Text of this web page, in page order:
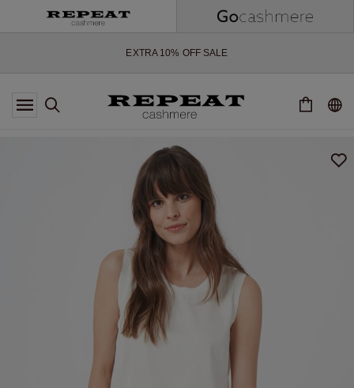
WEICHE NEUE STYLES & FRISCHE FARBEN FÜR DIE KOMMENDE
SAISON
EXTRA 10% OFF SALE
*DIESES ANGEBOT GILT BIS ZUM 12 AUGUST 2026
*GILT NICHT FÜR LIMITED EDITION
*AUSNAHMEN SIND MÖGLICH
NEUE CASHMERE-NEUHEITEN
WEICHE NEUE STYLES & FRISCHE FARBEN FÜR DIE KOMMENDE
SAISON
EXTRA 10% OFF SALE